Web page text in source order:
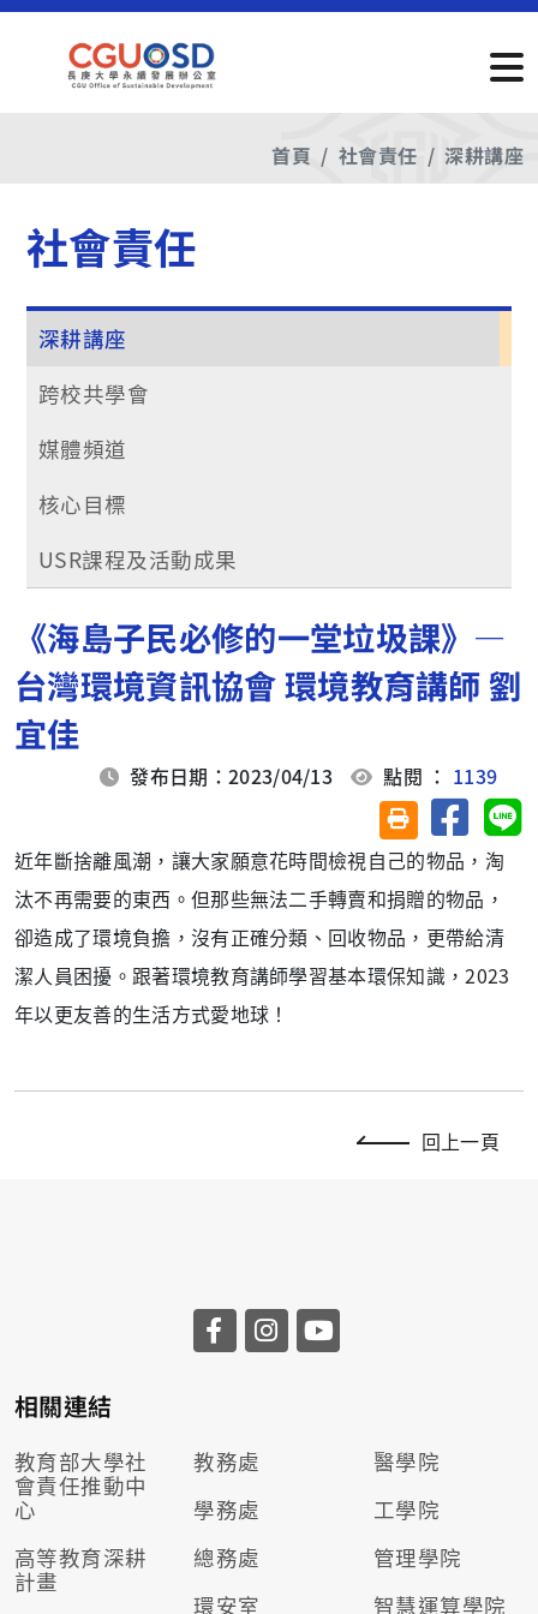
首頁 社會責任 深耕講座
社會責任
深耕講座
跨校共學會
媒體頻道
核心目標
USR課程及活動成果
《海島子民必修的一堂垃圾課》—
台灣環境資訊協會 環境教育講師 劉
宜佳
發布日期：2023/04/13 點閱 ： 1139
友善列印(另開視
分享至
近年斷捨離風潮，讓大家願意花時間檢視自己的物品，淘
汰不再需要的東西。但那些無法二手轉賣和捐贈的物品，
卻造成了環境負擔，沒有正確分類、回收物品，更帶給清
潔人員困擾。跟著環境教育講師學習基本環保知識，2023
年以更友善的生活方式愛地球！
回上一頁
相關連結
教育部大學社
會責任推動中
心
高等教育深耕
計畫
教務處
學務處
總務處
環安室
醫學院
工學院
管理學院
智慧運算學院